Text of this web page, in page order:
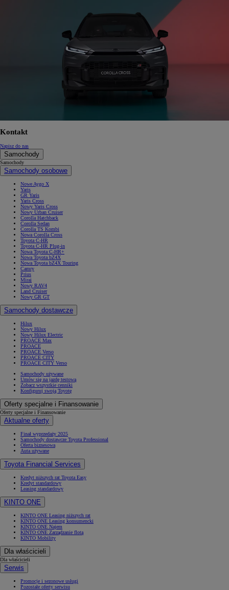
Kontakt
Napisz do nas
Samochody
Samochody
Samochody osobowe
Nowe Aygo X
Yaris
GR Yaris
Yaris Cross
Nowy Yaris Cross
Nowy Urban Cruiser
Corolla Hatchback
Corolla Sedan
Corolla TS Kombi
Nowa Corolla Cross
Toyota C-HR
Toyota C-HR Plug-in
Nowa Toyota C-HR+
Nowa Toyota bZ4X
Nowa Toyota bZ4X Touring
Camry
Prius
Mirai
Nowy RAV4
Land Cruiser
Nowy GR GT
Samochody dostawcze
Hilux
Nowy Hilux
Nowy Hilux Electric
PROACE Max
PROACE
PROACE Verso
PROACE CITY
PROACE CITY Verso
Samochody używane
Umów się na jazdę testową
Zobacz wszystkie cenniki
Konfiguruj swoją Toyotę
Oferty specjalne i Finansowanie
Oferty specjalne i Finansowanie
Aktualne oferty
Finał wyprzedaży 2025
Samochody dostawcze Toyota Professional
Oferta biznesowa
Auta używane
Toyota Financial Services
Kredyt niższych rat Toyota Easy
Kredyt standardowy
Leasing standardowy
KINTO ONE
KINTO ONE Leasing niższych rat
KINTO ONE Leasing konsumencki
KINTO ONE Najem
KINTO ONE Zarządzanie flotą
KINTO Mobility
Dla właścicieli
Dla właścicieli
Serwis
Promocje i sezonowe usługi
Pozostałe oferty serwisu